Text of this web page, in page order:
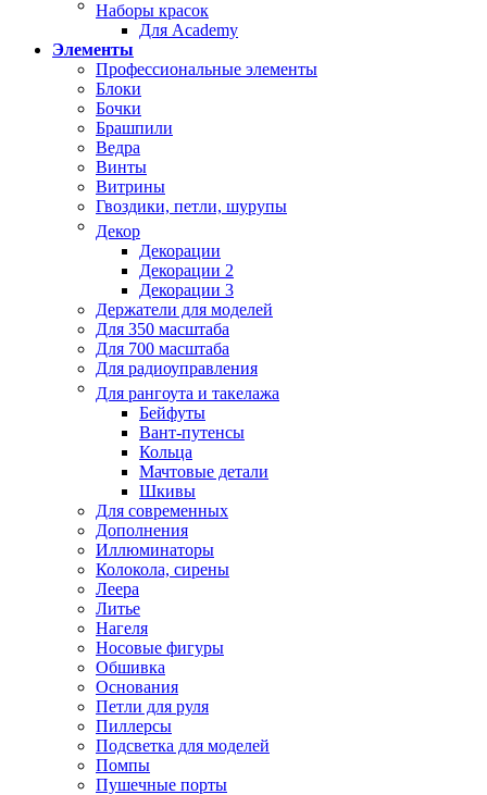
Наборы красок
Для Academy
Элементы
Профессиональные элементы
Блоки
Бочки
Брашпили
Ведра
Винты
Витрины
Гвоздики, петли, шурупы
Декор
Декорации
Декорации 2
Декорации 3
Держатели для моделей
Для 350 масштаба
Для 700 масштаба
Для радиоуправления
Для рангоута и такелажа
Бейфуты
Вант-путенсы
Кольца
Мачтовые детали
Шкивы
Для современных
Дополнения
Иллюминаторы
Колокола, сирены
Леера
Литье
Нагеля
Носовые фигуры
Обшивка
Основания
Петли для руля
Пиллерсы
Подсветка для моделей
Помпы
Пушечные порты